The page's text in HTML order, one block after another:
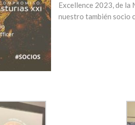
Excellence 2023, de la
nuestro también socio